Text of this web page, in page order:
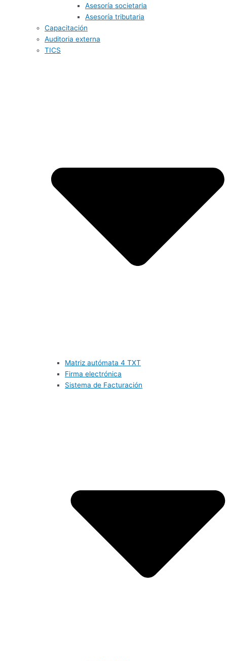
Asesoría societaria
Asesoría tributaria
Capacitación
Auditoria externa
TICS
Matriz autómata 4 TXT
Firma electrónica
Sistema de Facturación